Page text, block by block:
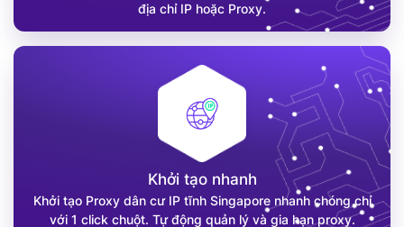
địa chỉ IP hoặc Proxy.
Khởi tạo nhanh
Khởi tạo Proxy dân cư IP tĩnh Singapore nhanh chóng chỉ
với 1 click chuột. Tự động quản lý và gia hạn proxy.